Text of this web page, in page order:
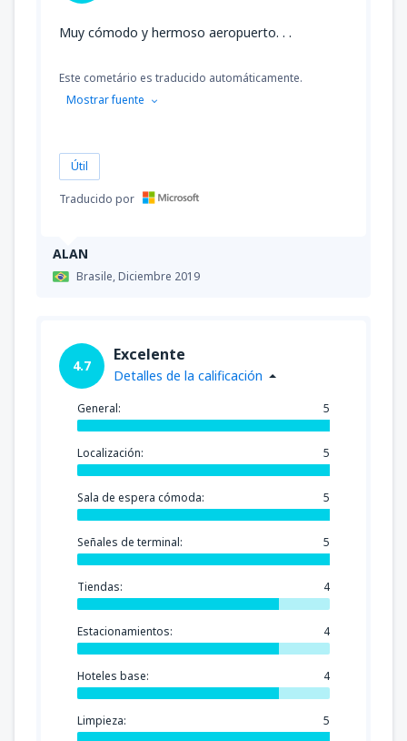
ALAN
Brasile,Diciembre 2019
Muy cómodo y hermoso aeropuerto. . .
Este cometário es traducido automáticamente.
Mostrar fuente
Útil
Traducido por
4.7
Excelente
Detalles de la calificación
General: 5
Localización: 5
Sala de espera cómoda: 5
Señales de terminal: 5
Tiendas: 4
Estacionamientos: 4
Hoteles base: 4
Limpieza: 5